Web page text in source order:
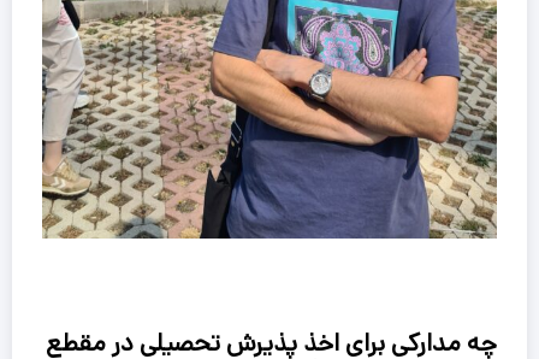
چه مدارکی برای اخذ پذیرش تحصیلی در مقطع